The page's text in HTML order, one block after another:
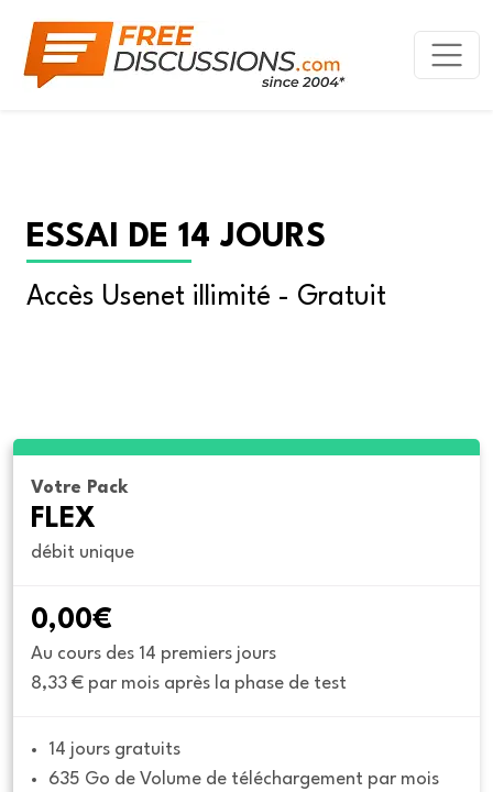
ESSAI DE 14 JOURS
Accès Usenet illimité - Gratuit
Votre Pack
FLEX
débit unique
0,00€
Au cours des 14 premiers jours
8,33 € par mois après la phase de test
14 jours gratuits
635 Go de Volume de téléchargement par mois